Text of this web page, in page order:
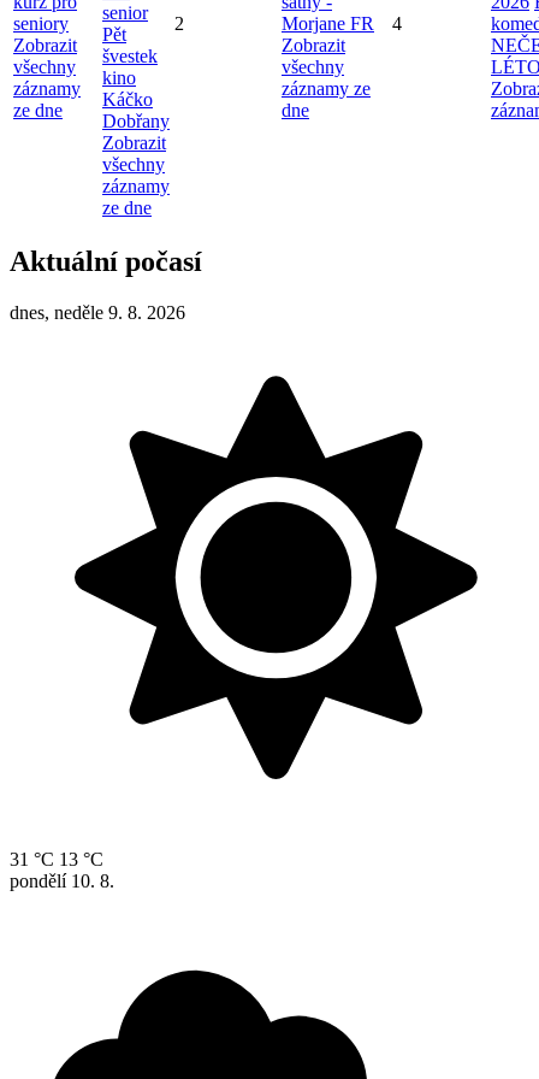
seniory
Zobrazit
všechny
záznamy
ze dne
senior
Pět
švestek
kino
Káčko
Dobřany
Zobrazit
všechny
záznamy
ze dne
2
Morjane FR
Zobrazit
všechny
záznamy ze
dne
4
Aktuální počasí
dnes, neděle 9. 8. 2026
31 °C 13 °C
pondělí 10. 8.